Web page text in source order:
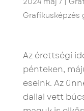
Grafikusképzés
Az érettségi
pénteken,
eseink. Az
dallal vett